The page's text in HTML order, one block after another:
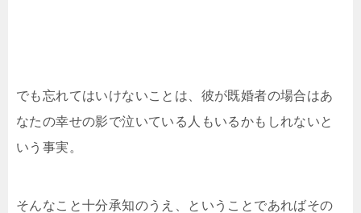
でも忘れてはいけないことは、彼が既婚者の場合はあ
なたの幸せの影で泣いている人もいるかもしれないと
いう事実。
そんなこと十分承知のうえ、ということであればその